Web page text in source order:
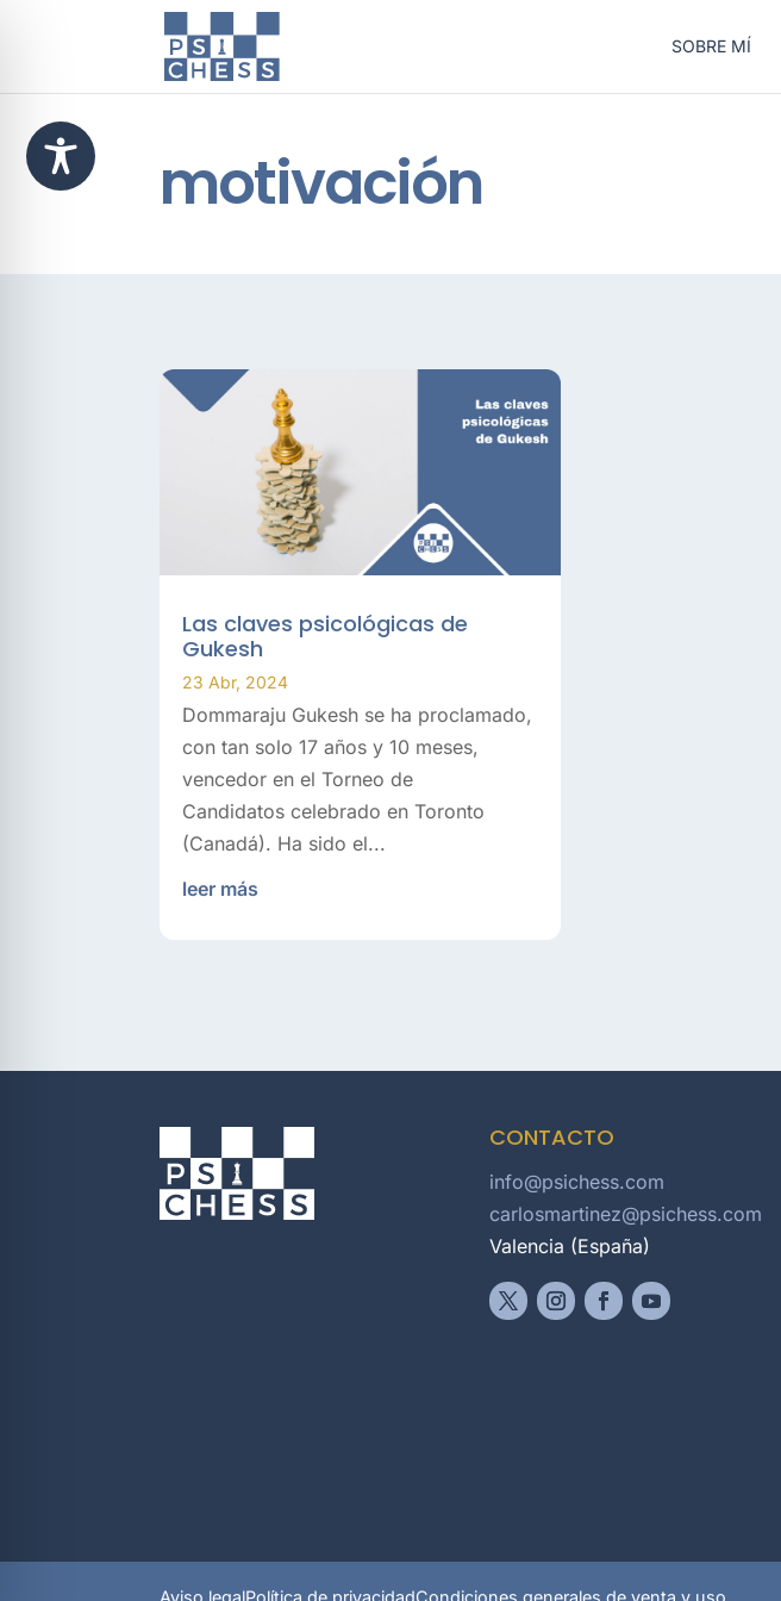
SOBRE MÍ
motivación
Las claves psicológicas de
Gukesh
23 Abr, 2024
Dommaraju Gukesh se ha proclamado,
con tan solo 17 años y 10 meses,
vencedor en el Torneo de
Candidatos celebrado en Toronto
(Canadá). Ha sido el...
leer más
CONTACTO
info@psichess.com
carlosmartinez@psichess.com
Valencia (España)